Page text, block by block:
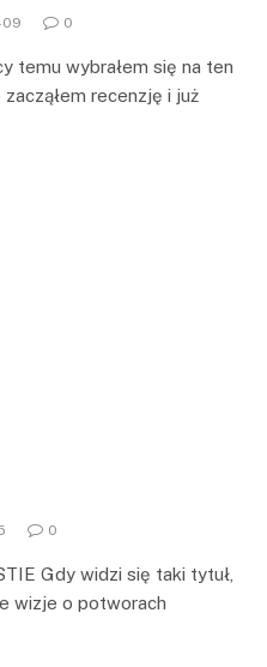
09 0
temu wybrałem się na ten
recenzję i już
0
Gdy widzi się taki tytuł,
wizje o potworach